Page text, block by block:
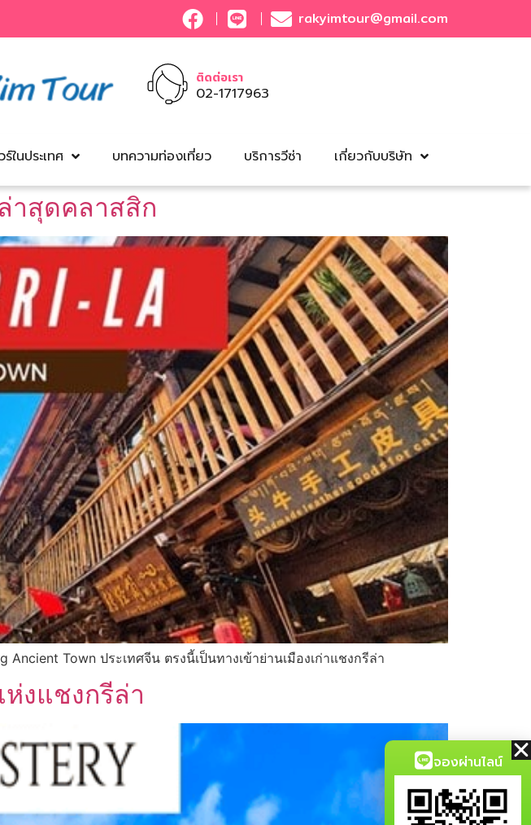
rakyimtour@gmail.com
ติดต่อเรา
02-1717963
ร์ในประเทศ บทความท่องเที่ยว บริการวีซ่า เกี่ยวกับบริษัท
าสุดคลาสสิก
Town ประเทศจีน ตรงนี้เป็นทางเข้าย่านเมืองเก่าแชงกรีล่า
งแชงกรีล่า
จองผ่านไลน์